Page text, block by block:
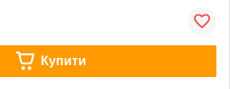
Купити